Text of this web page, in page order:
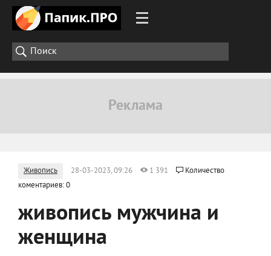
Живопись 28-03-2023, 09:26 1 391
Количество
коментариев: 0
живопись мужчина и
женщина